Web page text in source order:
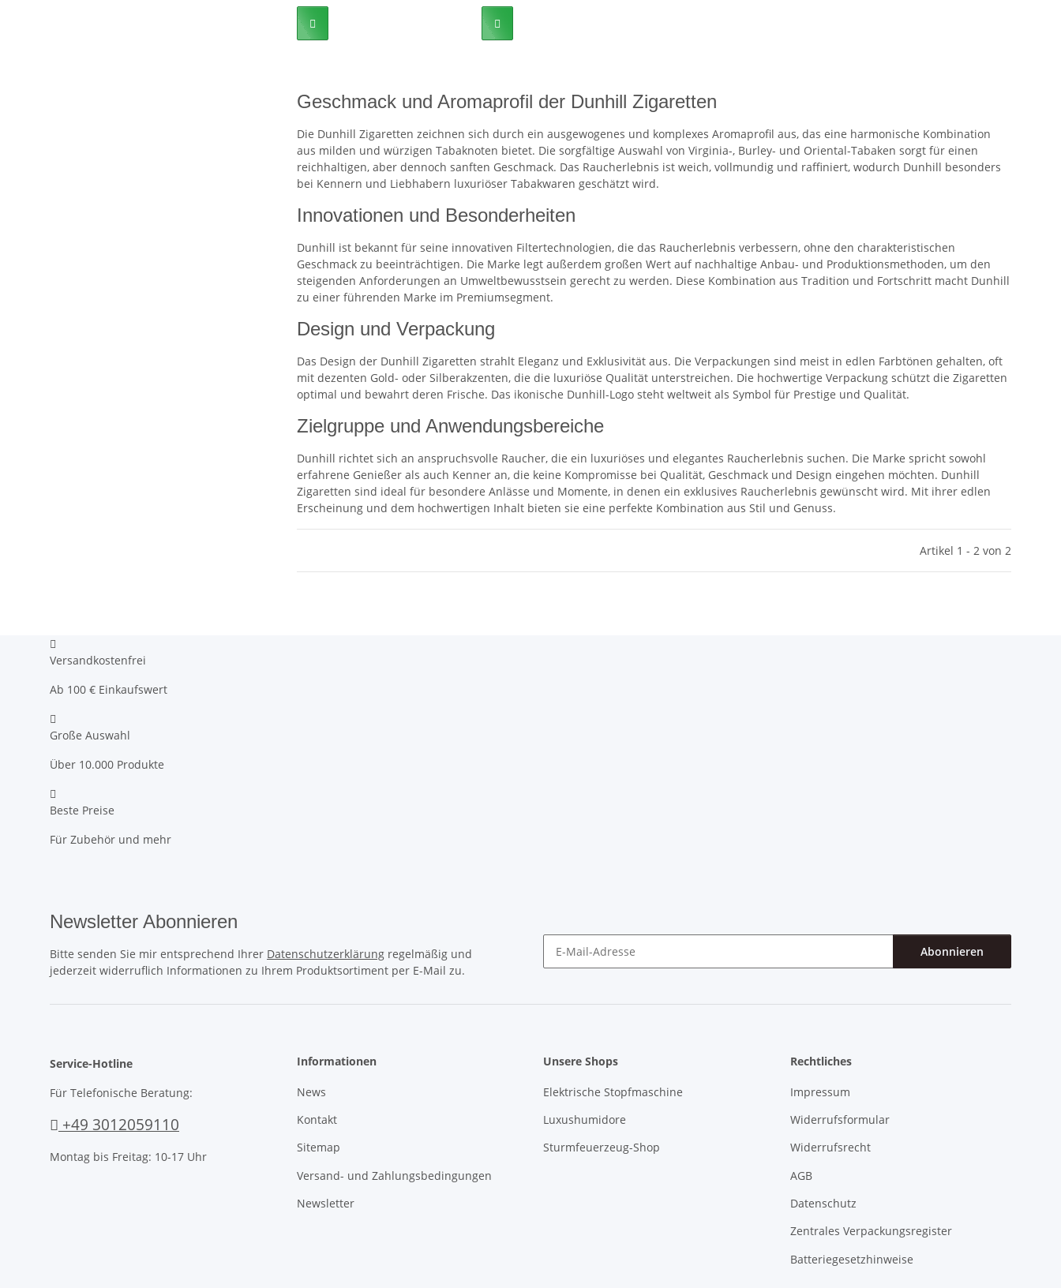
Geschmack und Aromaprofil der Dunhill Zigaretten
Die Dunhill Zigaretten zeichnen sich durch ein ausgewogenes und komplexes Aromaprofil aus, das eine harmonische Kombination
aus milden und würzigen Tabaknoten bietet. Die sorgfältige Auswahl von Virginia-, Burley- und Oriental-Tabaken sorgt für einen
reichhaltigen, aber dennoch sanften Geschmack. Das Raucherlebnis ist weich, vollmundig und raffiniert, wodurch Dunhill besonders
bei Kennern und Liebhabern luxuriöser Tabakwaren geschätzt wird.
Innovationen und Besonderheiten
Dunhill ist bekannt für seine innovativen Filtertechnologien, die das Raucherlebnis verbessern, ohne den charakteristischen
Geschmack zu beeinträchtigen. Die Marke legt außerdem großen Wert auf nachhaltige Anbau- und Produktionsmethoden, um den
steigenden Anforderungen an Umweltbewusstsein gerecht zu werden. Diese Kombination aus Tradition und Fortschritt macht Dunhill
zu einer führenden Marke im Premiumsegment.
Design und Verpackung
Das Design der Dunhill Zigaretten strahlt Eleganz und Exklusivität aus. Die Verpackungen sind meist in edlen Farbtönen gehalten, oft
mit dezenten Gold- oder Silberakzenten, die die luxuriöse Qualität unterstreichen. Die hochwertige Verpackung schützt die Zigaretten
optimal und bewahrt deren Frische. Das ikonische Dunhill-Logo steht weltweit als Symbol für Prestige und Qualität.
Zielgruppe und Anwendungsbereiche
Dunhill richtet sich an anspruchsvolle Raucher, die ein luxuriöses und elegantes Raucherlebnis suchen. Die Marke spricht sowohl
erfahrene Genießer als auch Kenner an, die keine Kompromisse bei Qualität, Geschmack und Design eingehen möchten. Dunhill
Zigaretten sind ideal für besondere Anlässe und Momente, in denen ein exklusives Raucherlebnis gewünscht wird. Mit ihrer edlen
Erscheinung und dem hochwertigen Inhalt bieten sie eine perfekte Kombination aus Stil und Genuss.
Artikel 1 - 2 von 2
Versandkostenfrei
Ab 100 € Einkaufswert
Große Auswahl
Über 10.000 Produkte
Beste Preise
Für Zubehör und mehr
Newsletter Abonnieren
Bitte senden Sie mir entsprechend Ihrer Datenschutzerklärung regelmäßig und
jederzeit widerruflich Informationen zu Ihrem Produktsortiment per E-Mail zu.
Abonnieren
Service-Hotline
Für Telefonische Beratung:
+49 3012059110
Montag bis Freitag: 10-17 Uhr
Informationen
News
Kontakt
Sitemap
Versand- und Zahlungsbedingungen
Newsletter
Unsere Shops
Elektrische Stopfmaschine
Luxushumidore
Sturmfeuerzeug-Shop
Rechtliches
Impressum
Widerrufsformular
Widerrufsrecht
AGB
Datenschutz
Zentrales Verpackungsregister
Batteriegesetzhinweise